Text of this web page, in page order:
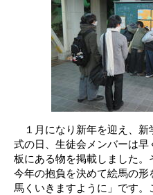
１月になり新年を迎え、新
式の日、生徒会メンバーは
板にある物を掲載しました
今年の抱負を決めて絵馬の
馬くいきますように」です